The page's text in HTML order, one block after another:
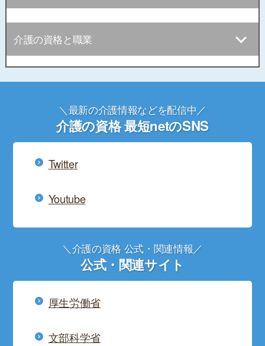
介護の資格と職業
＼最新の介護情報などを配信中／
介護の資格 最短netのSNS
Twitter
Youtube
＼介護の資格 公式・関連情報／
公式・関連サイト
厚生労働省
文部科学省